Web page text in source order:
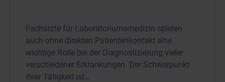
Fachärzte für Laboratoriumsmedizin spielen
auch ohne direkten Patientenkontakt eine
wichtige Rolle bei der Diagnostizierung vieler
verschiedener Erkrankungen. Der Schwerpunkt
ihrer Tätigkeit ist…